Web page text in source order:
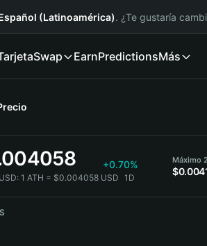
(Latinoamérica). ¿Te gustaría
Swap EarnPredictionsMás
+0.70%
1 ATH = $0.004058 USD 1D
Máximo